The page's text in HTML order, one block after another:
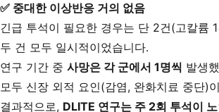
✅ 중대한 이상반응 거의 없음
긴급 투석이 필요한 경우는 단 2건(고칼륨
두 건 모두 일시적이었습니다.
연구 기간 중 사망은 각 군에서 1명씩 발생
모두 신장 외적 요인(감염, 완화치료 중단)
결과적으로, DLITE 연구는 주 2회 투석이